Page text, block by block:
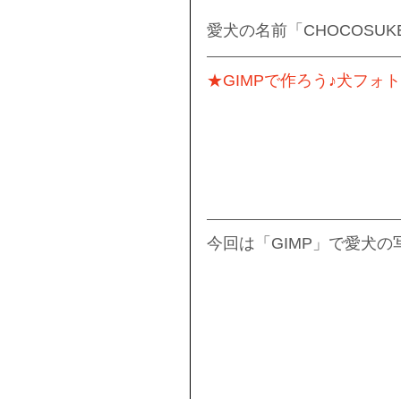
愛犬の名前「
★GIMPで作ろう♪犬フォ
今回は「GIMP」で愛犬の